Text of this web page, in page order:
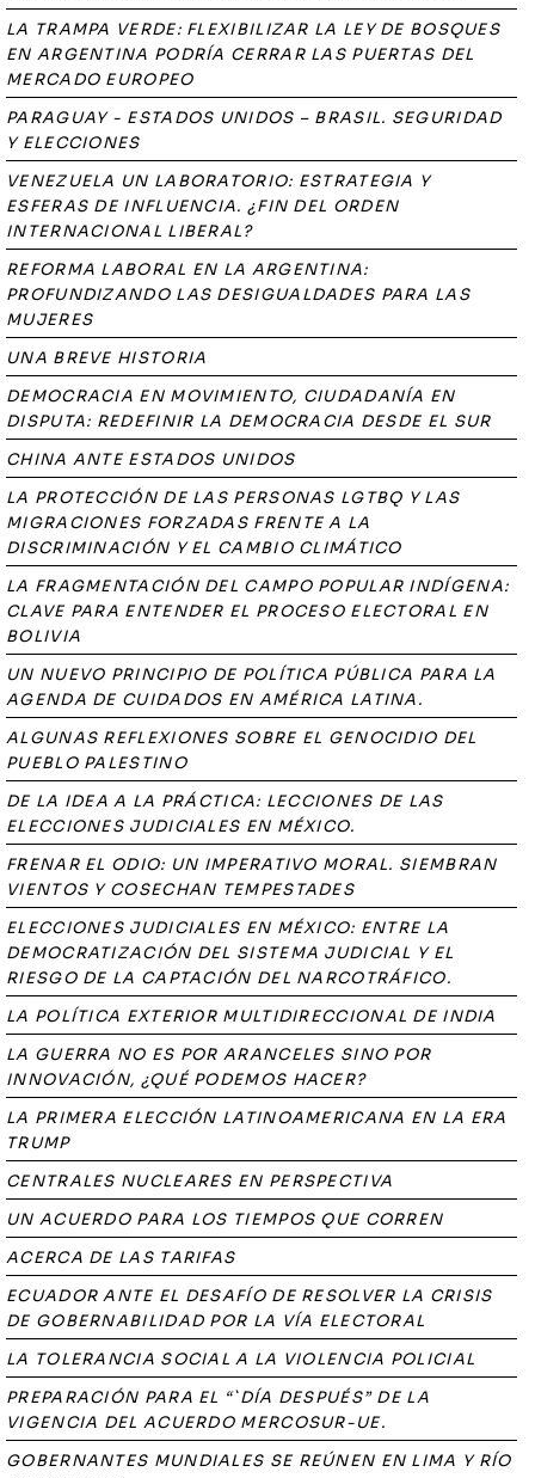
LA TRAMPA VERDE: FLEXIBILIZAR LA LEY DE BOSQUES
EN ARGENTINA PODRÍA CERRAR LAS PUERTAS DEL
MERCADO EUROPEO
PARAGUAY - ESTADOS UNIDOS – BRASIL. SEGURIDAD
Y ELECCIONES
VENEZUELA UN LABORATORIO: ESTRATEGIA Y
ESFERAS DE INFLUENCIA. ¿FIN DEL ORDEN
INTERNACIONAL LIBERAL?
REFORMA LABORAL EN LA ARGENTINA:
PROFUNDIZANDO LAS DESIGUALDADES PARA LAS
MUJERES
UNA BREVE HISTORIA
DEMOCRACIA EN MOVIMIENTO, CIUDADANÍA EN
DISPUTA: REDEFINIR LA DEMOCRACIA DESDE EL SUR
CHINA ANTE ESTADOS UNIDOS
LA PROTECCIÓN DE LAS PERSONAS LGTBQ Y LAS
MIGRACIONES FORZADAS FRENTE A LA
DISCRIMINACIÓN Y EL CAMBIO CLIMÁTICO
LA FRAGMENTACIÓN DEL CAMPO POPULAR INDÍGENA:
CLAVE PARA ENTENDER EL PROCESO ELECTORAL EN
BOLIVIA
UN NUEVO PRINCIPIO DE POLÍTICA PÚBLICA PARA LA
AGENDA DE CUIDADOS EN AMÉRICA LATINA.
ALGUNAS REFLEXIONES SOBRE EL GENOCIDIO DEL
PUEBLO PALESTINO
DE LA IDEA A LA PRÁCTICA: LECCIONES DE LAS
ELECCIONES JUDICIALES EN MÉXICO.
FRENAR EL ODIO: UN IMPERATIVO MORAL. SIEMBRAN
VIENTOS Y COSECHAN TEMPESTADES
ELECCIONES JUDICIALES EN MÉXICO: ENTRE LA
DEMOCRATIZACIÓN DEL SISTEMA JUDICIAL Y EL
RIESGO DE LA CAPTACIÓN DEL NARCOTRÁFICO.
LA POLÍTICA EXTERIOR MULTIDIRECCIONAL DE INDIA
LA GUERRA NO ES POR ARANCELES SINO POR
INNOVACIÓN, ¿QUÉ PODEMOS HACER?
LA PRIMERA ELECCIÓN LATINOAMERICANA EN LA ERA
TRUMP
CENTRALES NUCLEARES EN PERSPECTIVA
UN ACUERDO PARA LOS TIEMPOS QUE CORREN
ACERCA DE LAS TARIFAS
ECUADOR ANTE EL DESAFÍO DE RESOLVER LA CRISIS
DE GOBERNABILIDAD POR LA VÍA ELECTORAL
LA TOLERANCIA SOCIAL A LA VIOLENCIA POLICIAL
PREPARACIÓN PARA EL “`DÍA DESPUÉS” DE LA
VIGENCIA DEL ACUERDO MERCOSUR-UE.
GOBERNANTES MUNDIALES SE REÚNEN EN LIMA Y RÍO